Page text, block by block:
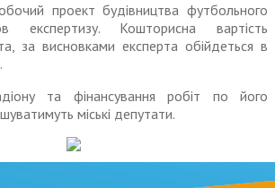
проект будівництва футбольного
експертизу. Кошторисна вартість
за висновками експерта обійдеться в
та фінансування робіт по його
міські депутати.